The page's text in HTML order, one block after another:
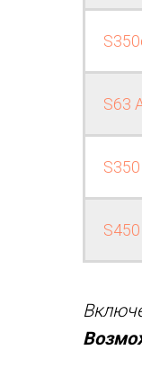
S63